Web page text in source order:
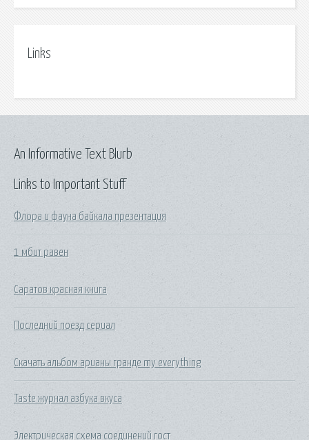
Links
Links to Important Stuff
Флора и фауна байкала презентация
1 мбит равен
Саратов красная книга
Последний поезд сериал
Скачать альбом арианы гранде my everything
Taste журнал азбука вкуса
Электрическая схема соединений гост
An Informative Text Blurb